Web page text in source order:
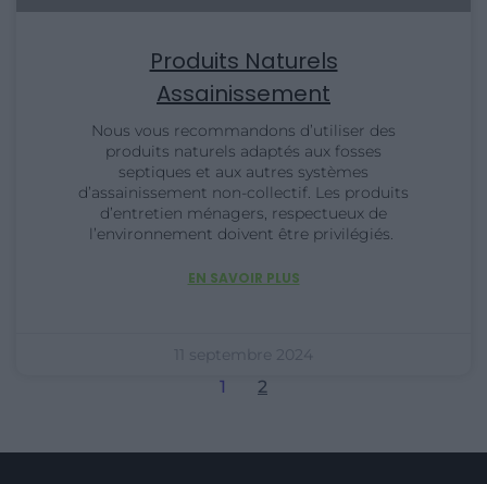
Produits Naturels
Assainissement
Nous vous recommandons d’utiliser des
produits naturels adaptés aux fosses
septiques et aux autres systèmes
d’assainissement non-collectif. Les produits
d’entretien ménagers, respectueux de
l’environnement doivent être privilégiés.
EN SAVOIR PLUS
11 septembre 2024
1 2